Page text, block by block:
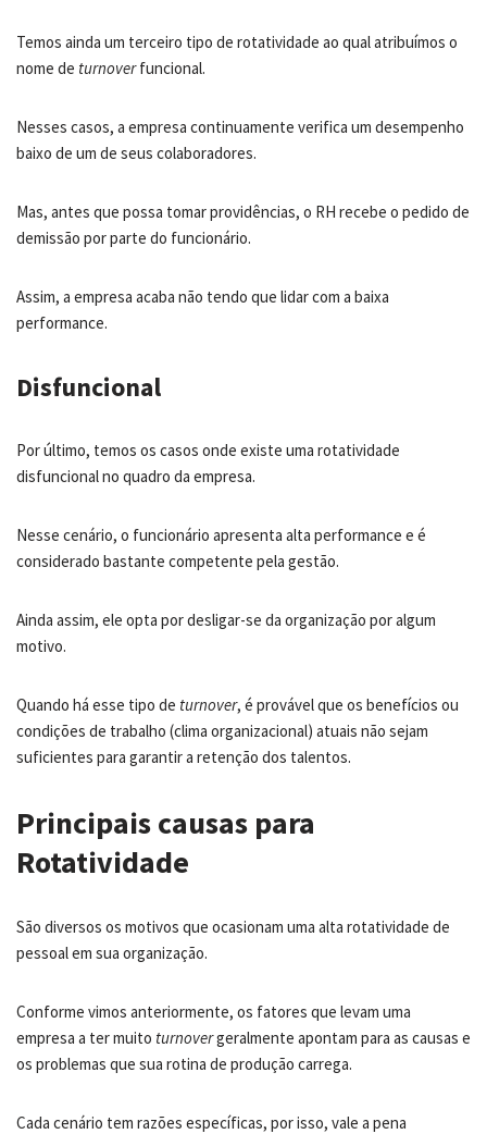
Temos ainda um terceiro tipo de rotatividade ao qual atribuímos o
nome de turnoverfuncional.
Nesses casos, a empresa continuamente verifica um desempenho
baixo de um de seus colaboradores.
Mas, antes que possa tomar providências, o RH recebe o pedido de
demissão por parte do funcionário.
Assim, a empresa acaba não tendo que lidar com a baixa
performance.
Disfuncional
Por último, temos os casos onde existe uma rotatividade
disfuncional no quadro da empresa.
Nesse cenário, o funcionário apresenta alta performance e é
considerado bastante competente pela gestão.
Ainda assim, ele opta por desligar-se da organização por algum
motivo.
Quando há esse tipo de turnover, é provável que os benefícios ou
condições de trabalho (clima organizacional) atuais não sejam
suficientes para garantir a retenção dos talentos.
Principais causas para
Rotatividade
São diversos os motivos que ocasionam uma alta rotatividade de
pessoal em sua organização.
Conforme vimos anteriormente, os fatores que levam uma
empresa a ter muito turnovergeralmente apontam para as causas e
os problemas que sua rotina de produção carrega.
Cada cenário tem razões específicas, por isso, vale a pena